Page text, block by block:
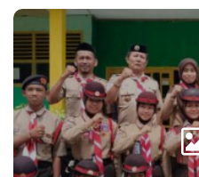
kawasan hutan yang rimbun.
juga diuji dengan praktik
Instruktur Saka Tarunabumi